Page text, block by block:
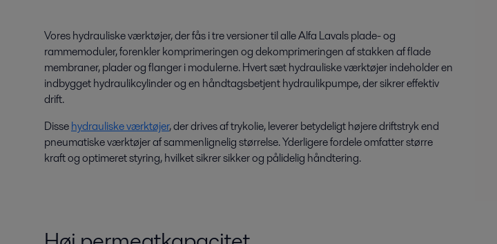
Vores hydrauliske værktøjer, der fås i tre versioner til alle Alfa Lavals plade- og
rammemoduler, forenkler komprimeringen og dekomprimeringen af stakken af flade
membraner, plader og flanger i modulerne. Hvert sæt hydrauliske værktøjer indeholder en
indbygget hydraulikcylinder og en håndtagsbetjent hydraulikpumpe, der sikrer effektiv
drift.
Dissehydrauliske værktøjer, der drives af trykolie, leverer betydeligt højere driftstryk end
pneumatiske værktøjer af sammenlignelig størrelse. Yderligere fordele omfatter større
kraft og optimeret styring, hvilket sikrer sikker og pålidelig håndtering.